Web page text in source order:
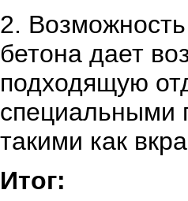
2.
бетона дает
подходящую
специальными
такими как
Итог: